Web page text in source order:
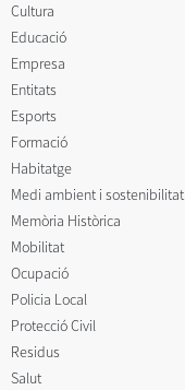
Cultura
Educació
Empresa
Entitats
Esports
Formació
Habitatge
Medi ambient i sostenibilitat
Memòria Històrica
Mobilitat
Ocupació
Policia Local
Protecció Civil
Residus
Salut